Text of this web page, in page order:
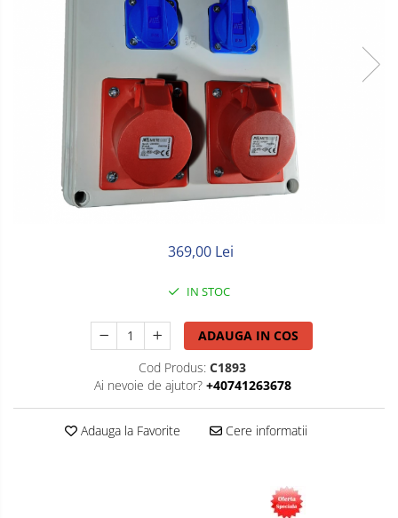
369,00 Lei
IN STOC
ADAUGA IN COS
Cod Produs: C1893
Ai nevoie de ajutor? +40741263678
Adauga la Favorite Cere informatii